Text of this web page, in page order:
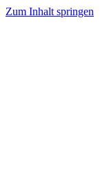
Zum Inhalt springen